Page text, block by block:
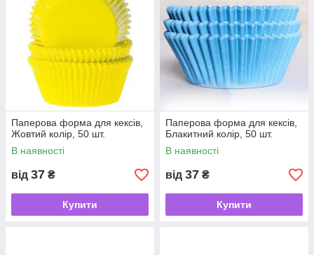
Паперова форма для кексів,
Жовтий колір, 50 шт.
В наявності
від 37 ₴
Купити
Паперова форма для кексів,
Блакитний колір, 50 шт.
В наявності
від 37 ₴
Купити